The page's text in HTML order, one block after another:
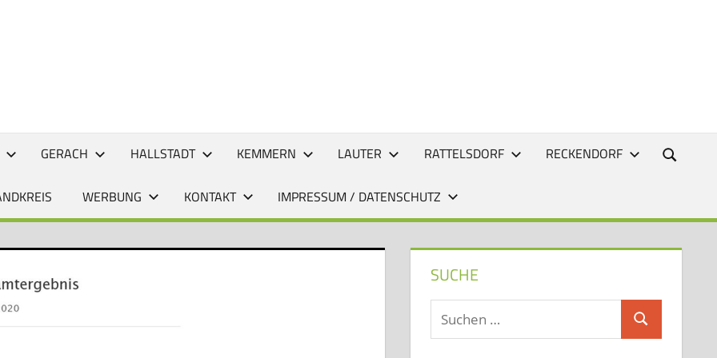
GERACH HALLSTADT KEMMERN LAUTER RATTELSDORF RECKENDORF
WERBUNG KONTAKT IMPRESSUM / DATENSCHUTZ
SUCHE
Suchen
nach:
Suchen